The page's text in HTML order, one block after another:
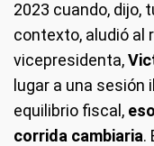
2023 cuando, dijo,
contexto, aludió al
vicepresidenta,
lugar a una sesión
equilibrio fiscal,
corrida cambiaria.